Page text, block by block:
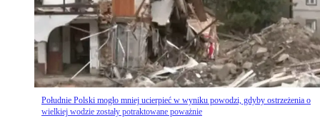
Południe Polski mogło mniej ucierpieć w wyniku powodzi, gdyby ostrzeżenia o
wielkiej wodzie zostały potraktowane poważnie